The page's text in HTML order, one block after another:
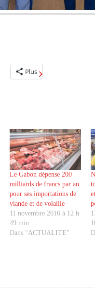
Plus
Le Gabon dépense 200
milliards de francs par an
pour ses importations de
viande et de volaille
11 novembre 2016 à 12 h
49 min
Dans "ACTUALITE"